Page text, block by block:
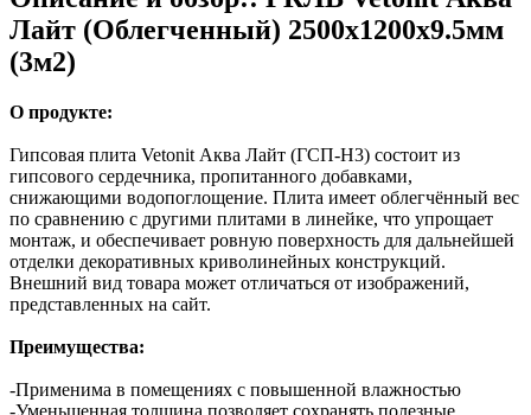
Лайт (Облегченный) 2500х1200х9.5мм
(3м2)
О продукте:
Гипсовая плита Vetonit Аква Лайт (ГСП-H3) состоит из
гипсового сердечника, пропитанного добавками,
снижающими водопоглощение. Плита имеет облегчённый вес
по сравнению с другими плитами в линейке, что упрощает
монтаж, и обеспечивает ровную поверхность для дальнейшей
отделки декоративных криволинейных конструкций.
Внешний вид товара может отличаться от изображений,
представленных на сайт.
Преимущества:
-Применима в помещениях с повышенной влажностью
-Уменьшенная толщина позволяет сохранять полезные